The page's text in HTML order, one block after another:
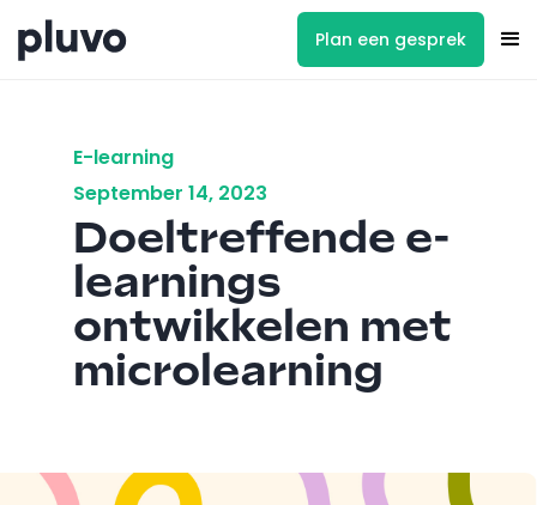
Plan een gesprek
E-learning
September 14, 2023
Doeltreffende e-
learnings
ontwikkelen met
microlearning